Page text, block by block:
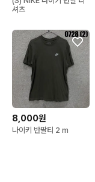
셔츠
8,000원
나이키 반팔티 2 m